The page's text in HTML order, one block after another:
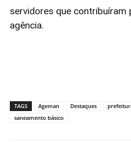
servidores que contribuíram
agência.
TAGS Ageman Destaques
saneamento básico